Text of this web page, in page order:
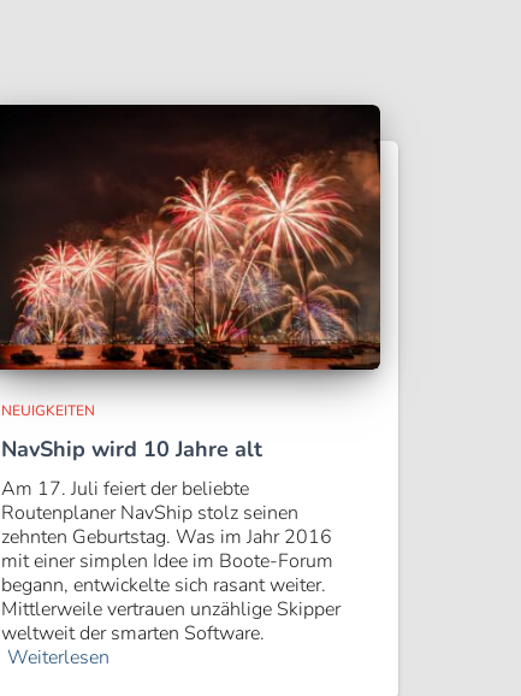
NEUIGKEITEN
NavShip wird 10 Jahre alt
Am 17. Juli feiert der beliebte
Routenplaner NavShip stolz seinen
zehnten Geburtstag. Was im Jahr 2016
mit einer simplen Idee im Boote-Forum
begann, entwickelte sich rasant weiter.
Mittlerweile vertrauen unzählige Skipper
weltweit der smarten Software.
Weiterlesen